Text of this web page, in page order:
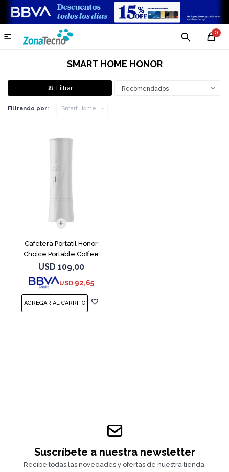
0

SMART HOME HONOR
Recomendados
Filtrando por: Smart Home
Cafetera Portatil Honor
Choice Portable Coffee
Machine White
USD 109,00
USD 92,65
Suscríbete a nuestra newsletter
Recibe todas las novedades y ofertas de nuestra tienda.